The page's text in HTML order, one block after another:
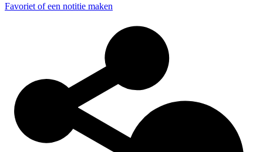
Favoriet of een notitie maken